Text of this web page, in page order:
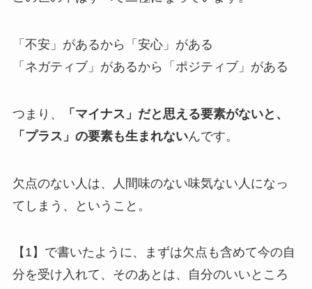
「不安」があるから「安心」がある
「ネガティブ」があるから「ポジティブ」がある
つまり、
「マイナス」だと思える要素がないと、
「プラス」の要素も生まれないんです。
欠点のない人は、人間味のない味気ない人になっ
てしまう、ということ。
【1】で書いたように、まずは欠点も含めて今の自
分を受け入れて、そのあとは、自分のいいところ